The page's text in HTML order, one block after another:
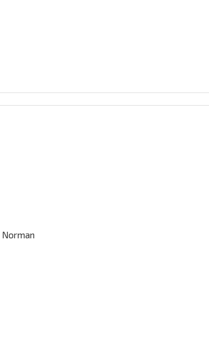
Norman